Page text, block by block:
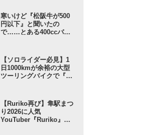
ぎる1台』はコレじゃな
いか？【SUZUKI GSX-
8R／インプレ・レビュー
前編】
寒いけど『松阪牛が500
円以下』と聞いたの
で……とある400ccバイ
バーグマン400 ／ インプ
レ・レビュー① 出発編】
【ソロライダー必見】1
日1000kmが余裕の大型
ツーリングバイクで『ス
きた……【スズキ GSX-
S1000GT／ツーリングイ
ンプレ・レビュー 前編】
【Ruriko再び】隼駅まつ
り2026に人気
YouTuber『Ruriko』さ